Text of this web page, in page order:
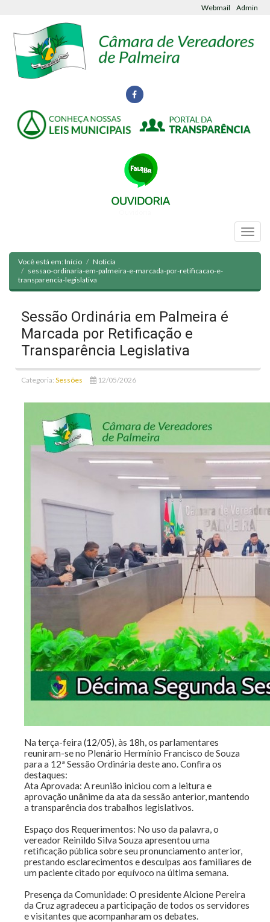
Webmail Admin
Você está em:Início
Noticia
sessao-ordinaria-em-palmeira-e-marcada-por-retificacao-e-
transparencia-legislativa
Sessão Ordinária em Palmeira é
Marcada por Retificação e
Transparência Legislativa
Categoria: Sessões 12/05/2026
Na terça-feira (12/05), às 18h, os parlamentares
reuniram-se no Plenário Hermínio Francisco de Souza
para a 12ª Sessão Ordinária deste ano. Confira os
destaques:
Ata Aprovada: A reunião iniciou com a leitura e
aprovação unânime da ata da sessão anterior, mantendo
a transparência dos trabalhos legislativos.
Espaço dos Requerimentos: No uso da palavra, o
vereador Reinildo Silva Souza apresentou uma
retificação pública sobre seu pronunciamento anterior,
prestando esclarecimentos e desculpas aos familiares de
um paciente citado por equívoco na última semana.
Presença da Comunidade: O presidente Alcione Pereira
da Cruz agradeceu a participação de todos os servidores
e visitantes que acompanharam os debates.